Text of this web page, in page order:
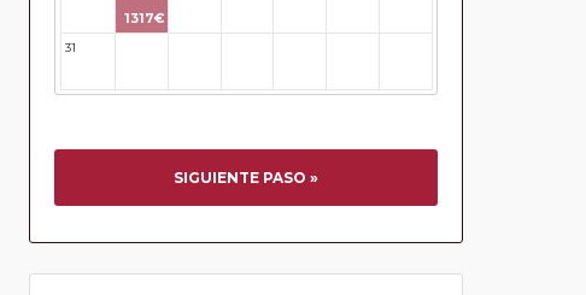
1317€
31
SIGUIENTE PASO »